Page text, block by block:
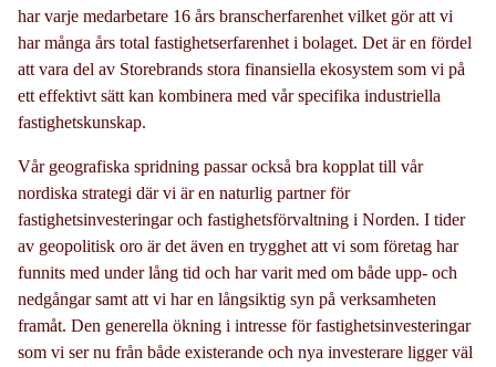
har varje medarbetare 16 års branscherfarenhet vilket gör att vi
har många års total fastighetserfarenhet i bolaget. Det är en fördel
att vara del av Storebrands stora finansiella ekosystem som vi på
ett effektivt sätt kan kombinera med vår specifika industriella
fastighetskunskap.
Vår geografiska spridning passar också bra kopplat till vår
nordiska strategi där vi är en naturlig partner för
fastighetsinvesteringar och fastighetsförvaltning i Norden. I tider
av geopolitisk oro är det även en trygghet att vi som företag har
funnits med under lång tid och har varit med om både upp- och
nedgångar samt att vi har en långsiktig syn på verksamheten
framåt. Den generella ökning i intresse för fastighetsinvesteringar
som vi ser nu från både existerande och nya investerare ligger väl